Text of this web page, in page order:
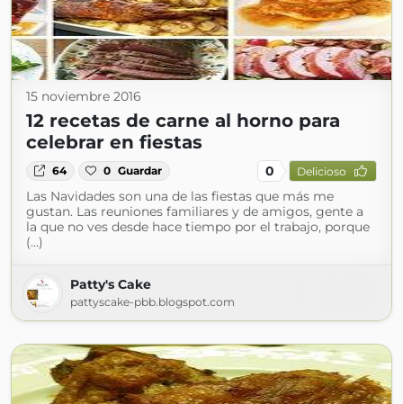
15 noviembre 2016
12 recetas de carne al horno para
celebrar en fiestas
64 0 Guardar 0 Delicioso
Las Navidades son una de las fiestas que más me
gustan. Las reuniones familiares y de amigos, gente a
la que no ves desde hace tiempo por el trabajo, porque
(...)
Patty's Cake
pattyscake-pbb.blogspot.com